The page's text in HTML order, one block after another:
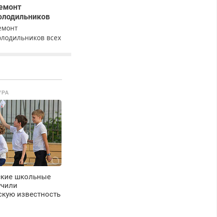
всех
Скидка.
бесплатный.
школьные
известность